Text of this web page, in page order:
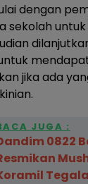
dengan
sekolah
jika ada
JUGA :
0822